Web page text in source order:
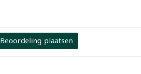
Beoordeling plaatsen